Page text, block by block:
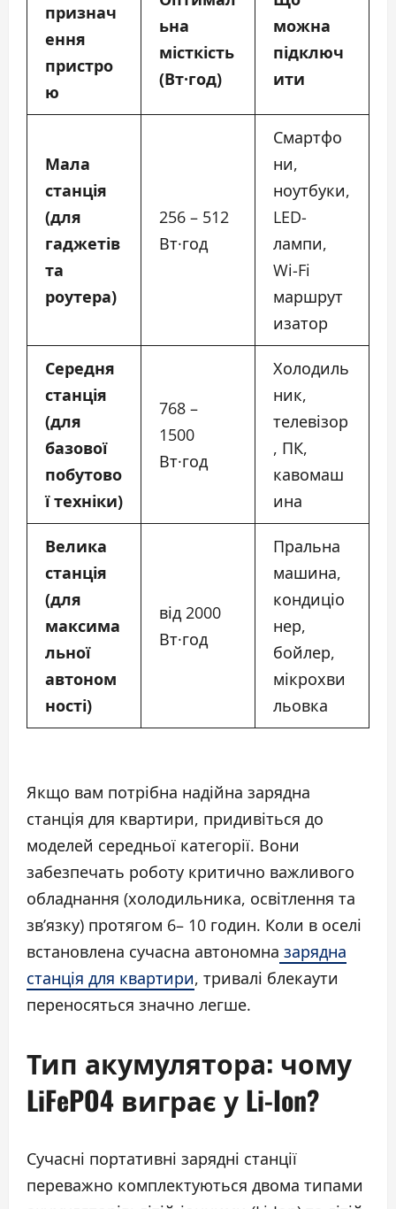
признач
ення
пристро
ю
ьна
місткість
(Вт·год)
можна
підключ
ити
Мала
станція
(для
гаджетів
та
роутера)
256 – 512
Вт·год
Смартфо
ни,
ноутбуки,
LED-
лампи,
Wi-Fi
маршрут
изатор
Середня
станція
(для
базової
побутово
ї техніки)
768 –
1500
Вт·год
Холодиль
ник,
телевізор
, ПК,
кавомаш
ина
Велика
станція
(для
максима
льної
автоном
ності)
від 2000
Вт·год
Пральна
машина,
кондиціо
нер,
бойлер,
мікрохви
льовка
Якщо вам потрібна надійна зарядна
станція для квартири, придивіться до
моделей середньої категорії. Вони
забезпечать роботу критично важливого
обладнання (холодильника, освітлення та
зв’язку) протягом 6– 10 годин. Коли в оселі
встановлена сучасна автономна зарядна
станція для квартири, тривалі блекаути
переносяться значно легше.
Тип акумулятора: чому
LiFePO4 виграє у Li-Ion?
Сучасні портативні зарядні станції
переважно комплектуються двома типами